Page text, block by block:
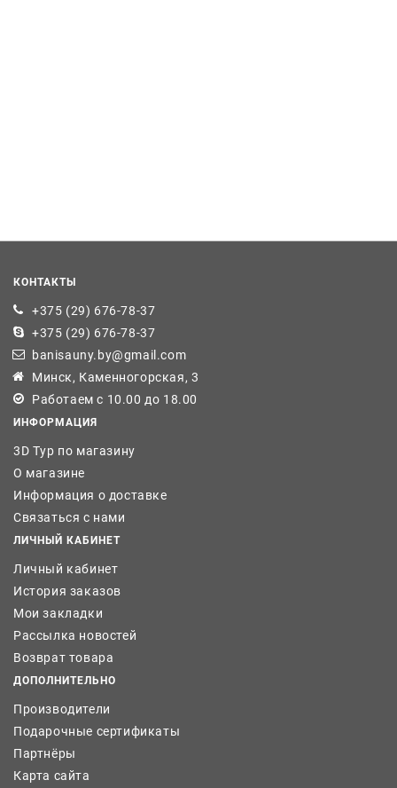
КОНТАКТЫ
+375 (29) 676-78-37
+375 (29) 676-78-37
banisauny.by@gmail.com
Минск, Каменногорская, 3
Работаем с 10.00 до 18.00
ИНФОРМАЦИЯ
3D Тур по магазину
О магазине
Информация о доставке
Связаться с нами
ЛИЧНЫЙ КАБИНЕТ
Личный кабинет
История заказов
Мои закладки
Рассылка новостей
Возврат товара
ДОПОЛНИТЕЛЬНО
Производители
Подарочные сертификаты
Партнёры
Карта сайта